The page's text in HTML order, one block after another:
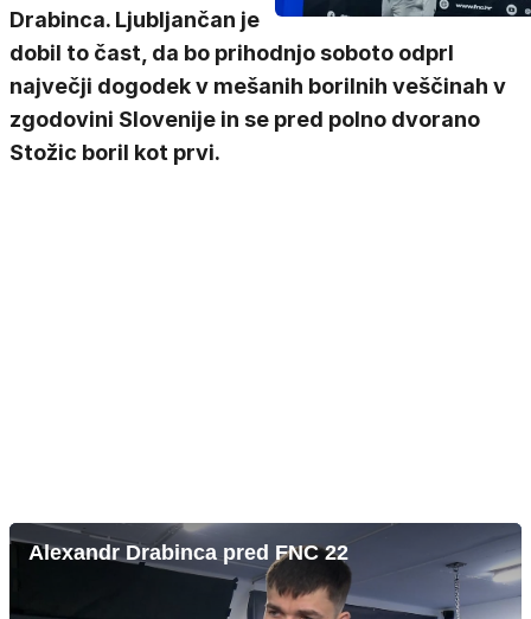
Drabinca. Ljubljančan je
dobil to čast, da bo prihodnjo soboto odprl
največji dogodek v mešanih borilnih veščinah v
zgodovini Slovenije in se pred polno dvorano
Stožic boril kot prvi.
Alexandr Drabinca pred FNC 22